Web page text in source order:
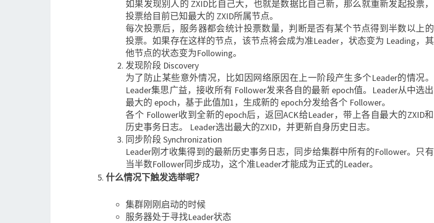
如果发现别人的 ZXID比自己大，也就是数据比自己新，那么就重新发起投票，
投票给目前已知最大的 ZXID所属节点。
每次投票后，服务器都会统计投票数量，判断是否有某个节点得到半数以上的
投票。如果存在这样的节点，该节点将会成为准Leader，状态变为 Leading，其
他节点的状态变为Following。
发现阶段 Discovery
为了防止某些意外情况，比如因网络原因在上一阶段产生多个Leader的情况。
Leader集思广益，接收所有 Follower发来各自的最新 epoch值。Leader从中选出
最大的 epoch，基于此值加1，生成新的 epoch分发给各个 Follower。
各个 Follower收到全新的epoch后，返回ACK给Leader，带上各自最大的ZXID和
历史事务日志。 Leader选出最大的ZXID，并更新自身历史日志。
同步阶段 Synchronization
Leader刚才收集得到的最新历史事务日志，同步给集群中所有的Follower。只有
当半数Follower同步成功，这个准Leader才能成为正式的Leader。
什么情况下触发选举呢？
集群刚刚启动的时候
服务器处于寻找Leader状态